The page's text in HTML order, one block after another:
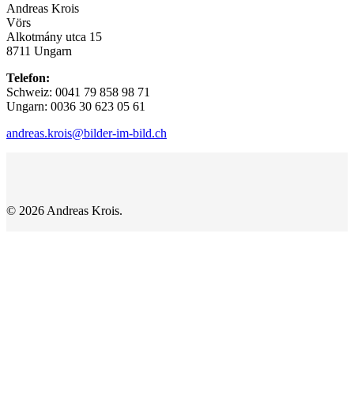
Andreas Krois
Vörs
Alkotmány utca 15
8711 Ungarn
Telefon:
Schweiz: 0041 79 858 98 71
Ungarn: 0036 30 623 05 61
andreas.krois@bilder-im-bild.ch
© 2026 Andreas Krois.